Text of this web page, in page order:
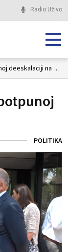
Radio Uživo
Hovenijer: Nadamo se potpunoj deeskalaciji na severu
POLITIKA